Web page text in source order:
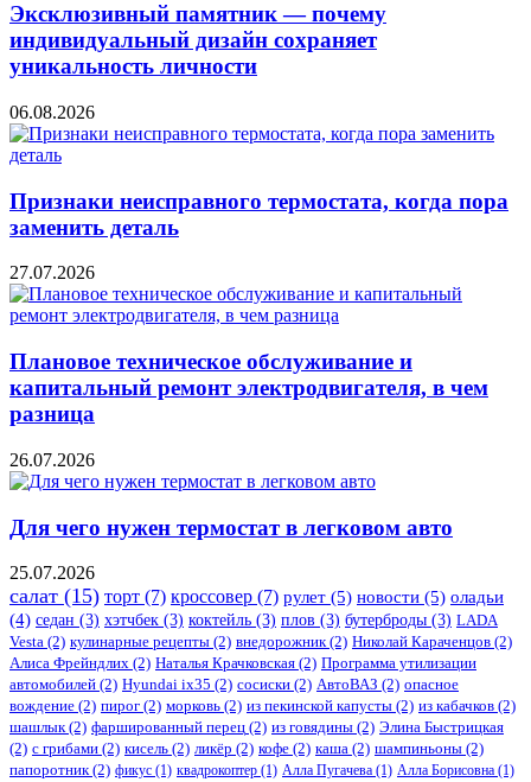
Эксклюзивный памятник — почему
индивидуальный дизайн сохраняет
уникальность личности
06.08.2026
Признаки неисправного термостата, когда пора
заменить деталь
27.07.2026
Плановое техническое обслуживание и
капитальный ремонт электродвигателя, в чем
разница
26.07.2026
Для чего нужен термостат в легковом авто
25.07.2026
салат (15) торт (7) кроссовер (7) рулет (5) новости (5) оладьи
(4) седан (3) хэтчбек (3) коктейль (3) плов (3) бутерброды (3) LADA
Vesta (2) кулинарные рецепты (2) внедорожник(2) Николай Караченцов (2)
Алиса Фрейндлих (2) Наталья Крачковская (2) Программа утилизации
автомобилей (2) ​Hyundai ix35 (2) сосиски (2) АвтоВАЗ (2) опасное
вождение (2) пирог (2) морковь (2) из пекинской капусты (2) из кабачков (2)
шашлык(2) фаршированный перец (2) из говядины (2) Элина Быстрицкая
(2) с грибами (2) кисель (2) ликёр (2) кофе (2) каша (2) шампиньоны (2)
папоротник(2) фикус (1) квадрокоптер (1) Алла Пугачева (1) Алла Борисовна (1)